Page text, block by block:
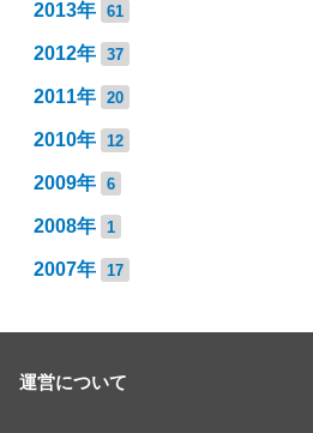
2013年 61
2012年 37
2011年 20
2010年 12
2009年 6
2008年 1
2007年 17
運営について